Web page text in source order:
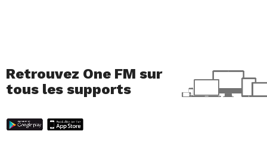
Retrouvez One FM sur
tous les supports